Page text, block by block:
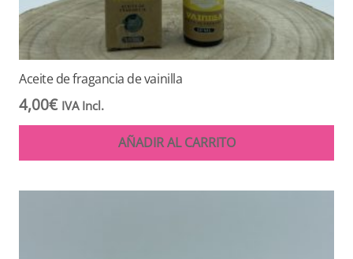
Aceite de fragancia de vainilla
4,00€ IVA Incl.
AÑADIR AL CARRITO